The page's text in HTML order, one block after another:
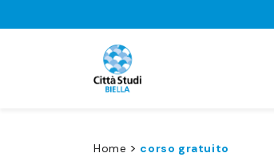
Home > corso gratuito